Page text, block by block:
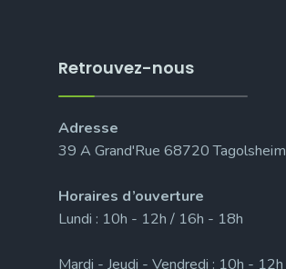
Retrouvez-nous
Adresse
39 A Grand'Rue 68720 Tagolsheim
Horaires d’ouverture
Lundi : 10h - 12h / 16h - 18h
Mardi - Jeudi - Vendredi : 10h - 12h